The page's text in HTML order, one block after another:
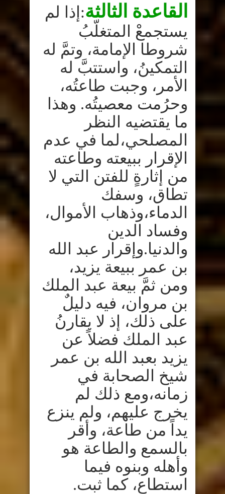
القاعدة الثالثة: إذا لم
يستجمعْ المتغلّبُ
شروطا الإمامة، وتمَّ له
التمكينُ، واستتبَّ له
الأمر، وجبت طاعتُه،
وحرُمت معصيتُه. وهذا
ما يقتضيه النظر
المصلحي،لما في عدم
الإقرار ببيعته وطاعته
من إثارةٍ للفتن التي لا
تطاق، وسفك
الدماء،وذهاب الأموال،
وفساد الدين
والدنيا.وإقرار عبد الله
بن عمر ببيعة يزيد،
ومن ثمَّ بيعة عبد الملك
بن مروان، فيه دليلٌ
على ذلك، إذ لا يقارنُ
عبد الملك فضلاً عن
يزيد بعبد الله بن عمر
شيخ الصحابة في
زمانه،ومع ذلك لم
يخرج عليهم، ولم ينزع
يداً من طاعة، وأقر
بالسمع والطاعة هو
وأهله وبنوه فيما
استطاع، كما ثبت.